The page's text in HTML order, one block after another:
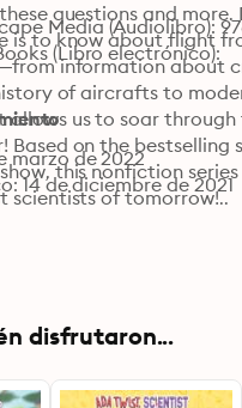
questions and more.
is to know about flight
information about
of aircrafts to
us to soar through
Based on the bestselling
this nonfiction
scientists of tomorrow!..
Media (Audiolibro):
(Libro electrónico):
marzo de 2022
14 de diciembre de 2021
disfrutaron...